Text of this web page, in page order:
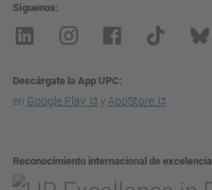
Síguenos
Descárgate la App UPC
en Google Play y AppStore
Reconocimiento internacional de excelencia